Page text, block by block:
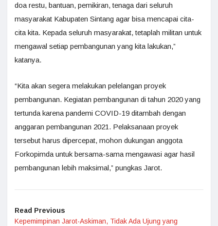
doa restu, bantuan, pemikiran, tenaga dari seluruh
masyarakat Kabupaten Sintang agar bisa mencapai cita-
cita kita. Kepada seluruh masyarakat, tetaplah militan untuk
mengawal setiap pembangunan yang kita lakukan,”
katanya.
“Kita akan segera melakukan pelelangan proyek
pembangunan. Kegiatan pembangunan di tahun 2020 yang
tertunda karena pandemi COVID-19 ditambah dengan
anggaran pembangunan 2021. Pelaksanaan proyek
tersebut harus dipercepat, mohon dukungan anggota
Forkopimda untuk bersama-sama mengawasi agar hasil
pembangunan lebih maksimal,” pungkas Jarot.
Read Previous
Kepemimpinan Jarot-Askiman, Tidak Ada Ujung yang